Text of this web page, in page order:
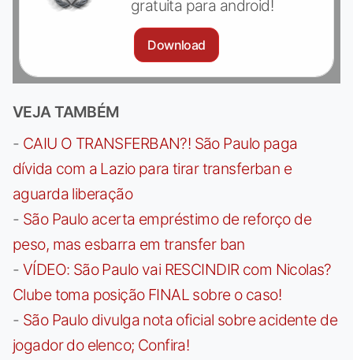
gratuita para android!
Download
VEJA TAMBÉM
- CAIU O TRANSFERBAN?! São Paulo paga
dívida com a Lazio para tirar transferban e
aguarda liberação
- São Paulo acerta empréstimo de reforço de
peso, mas esbarra em transfer ban
- VÍDEO: São Paulo vai RESCINDIR com Nicolas?
Clube toma posição FINAL sobre o caso!
- São Paulo divulga nota oficial sobre acidente de
jogador do elenco; Confira!